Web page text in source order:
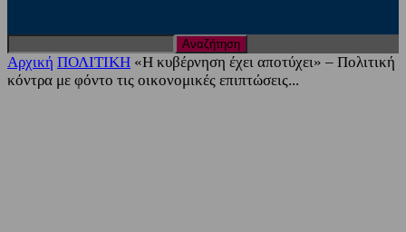
Αρχική ΠΟΛΙΤΙΚΗ «Η κυβέρνηση έχει αποτύχει» – Πολιτική
κόντρα με φόντο τις οικονομικές επιπτώσεις...